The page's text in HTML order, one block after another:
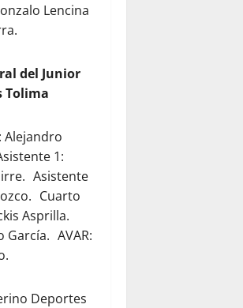
Lencina
del Junior
Tolima
Alejandro
1:
Asistente
Cuarto
Asprilla.
García. AVAR:
Deportes